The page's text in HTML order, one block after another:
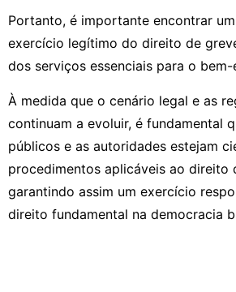
Portanto, é importante encontrar
exercício legítimo do direito de
dos serviços essenciais para o
À medida que o cenário legal e as
continuam a evoluir, é fundamental
públicos e as autoridades estejam
procedimentos aplicáveis ao direito
garantindo assim um exercício
direito fundamental na democracia